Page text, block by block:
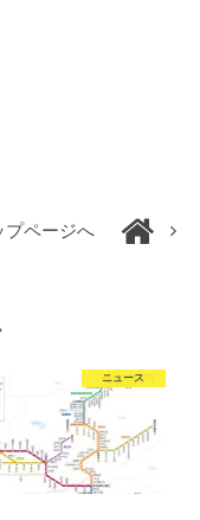
プページへ
ニュース